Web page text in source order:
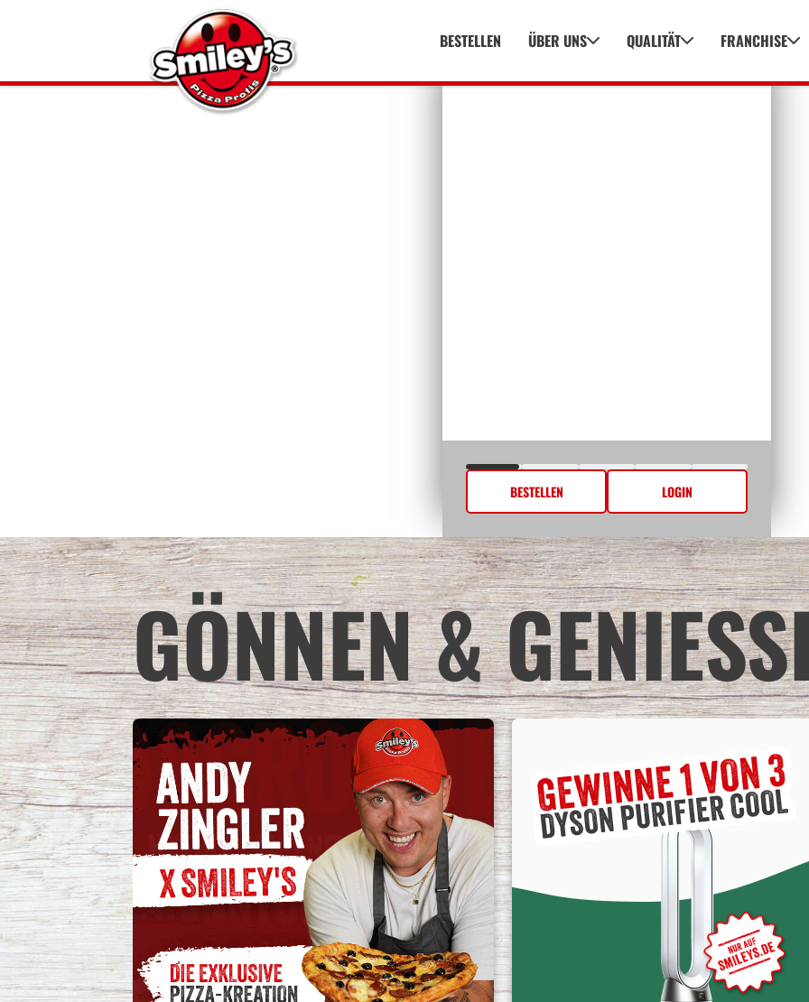
BESTELLEN ÜBER UNS QUALITÄT FRANCHISE
BESTELLEN LOGIN
GÖNNEN &